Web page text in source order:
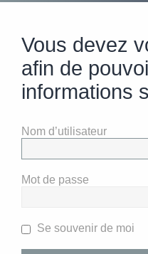
Vous devez
afin de
informations
Nom d’utilisateur
Mot de passe
Se souvenir de moi